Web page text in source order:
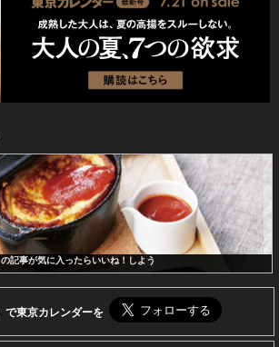
記事が気に入ったらいいね！しよう
で東京カレンダーを